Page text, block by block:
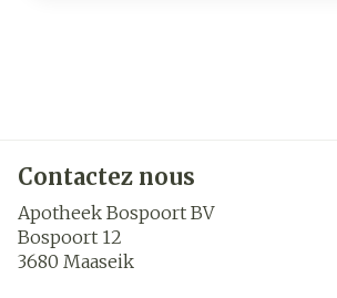
Contactez nous
Apotheek Bospoort BV
Bospoort 12
3680 Maaseik